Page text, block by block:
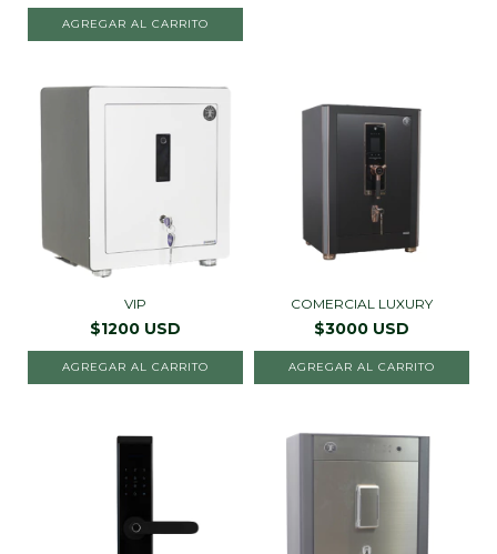
AGREGAR AL CARRITO
VIP
$1200 USD
AGREGAR AL CARRITO
COMERCIAL LUXURY
$3000 USD
AGREGAR AL CARRITO